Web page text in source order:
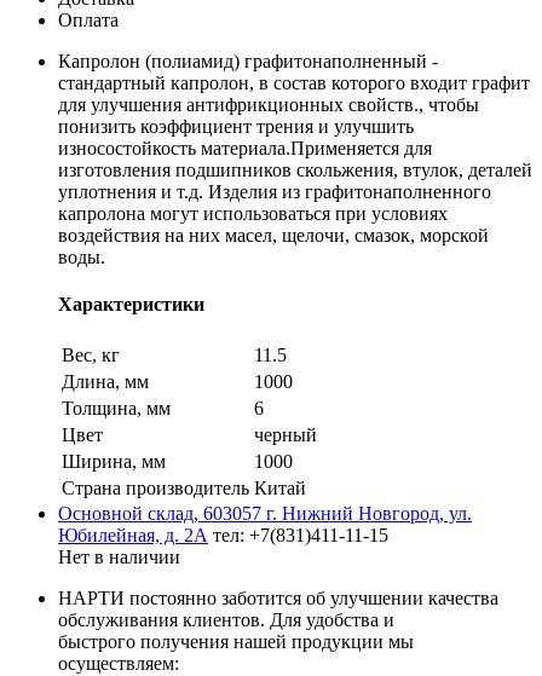
Оплата
Капролон (полиамид) графитонаполненный -
стандартный капролон, в состав которого входит графит
для улучшения антифрикционных свойств., чтобы
понизить коэффициент трения и улучшить
износостойкость материала.Применяется для
изготовления подшипников скольжения, втулок, деталей
уплотнения и т.д. Изделия из графитонаполненного
капролона могут использоваться при условиях
воздействия на них масел, щелочи, смазок, морской
воды.
Характеристики
Вес, кг
11.5
Длина, мм
1000
Толщина, мм
6
Цвет
черный
Ширина, мм
1000
Страна производитель Китай
Основной склад, 603057 г. Нижний Новгород, ул.
Юбилейная, д. 2А тел: +7(831)411-11-15
Нет в наличии
НАРТИ постоянно заботится об улучшении качества
обслуживания клиентов. Для удобства и
быстрого получения нашей продукции мы
осуществляем: